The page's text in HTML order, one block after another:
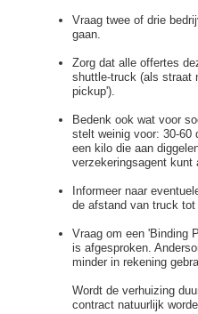
Vraag twee of drie
gaan.
Zorg dat alle offertes
shuttle-truck (als straat
pickup').
Bedenk ook wat voor
stelt weinig voor: 30-60
een kilo die aan
verzekeringsagent kunt
Informeer naar
de afstand van truck
Vraag om een 'Binding
is afgesproken.
minder in rekening
Wordt de verhuizing
contract natuurlijk